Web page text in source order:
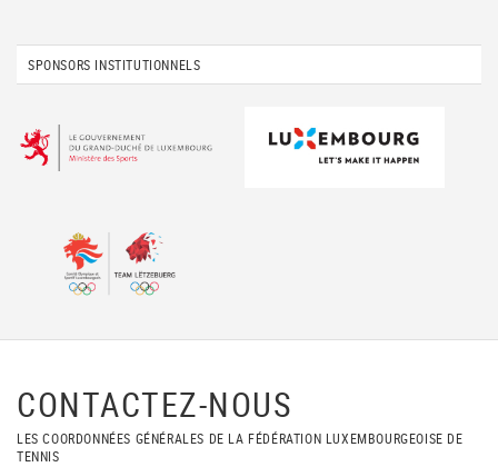
SPONSORS INSTITUTIONNELS
CONTACTEZ-NOUS
LES COORDONNÉES GÉNÉRALES DE LA FÉDÉRATION LUXEMBOURGEOISE DE
TENNIS